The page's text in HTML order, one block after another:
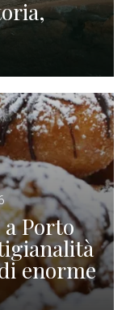
a Porto
enorme